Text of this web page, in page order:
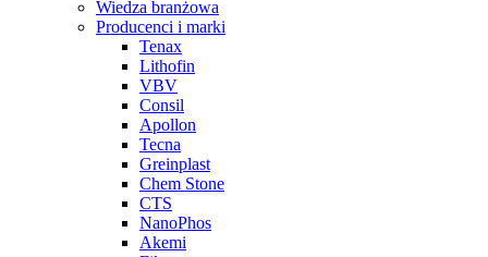
Wiedza branżowa
Producenci i marki
Tenax
Lithofin
VBV
Consil
Apollon
Tecna
Greinplast
Chem Stone
CTS
NanoPhos
Akemi